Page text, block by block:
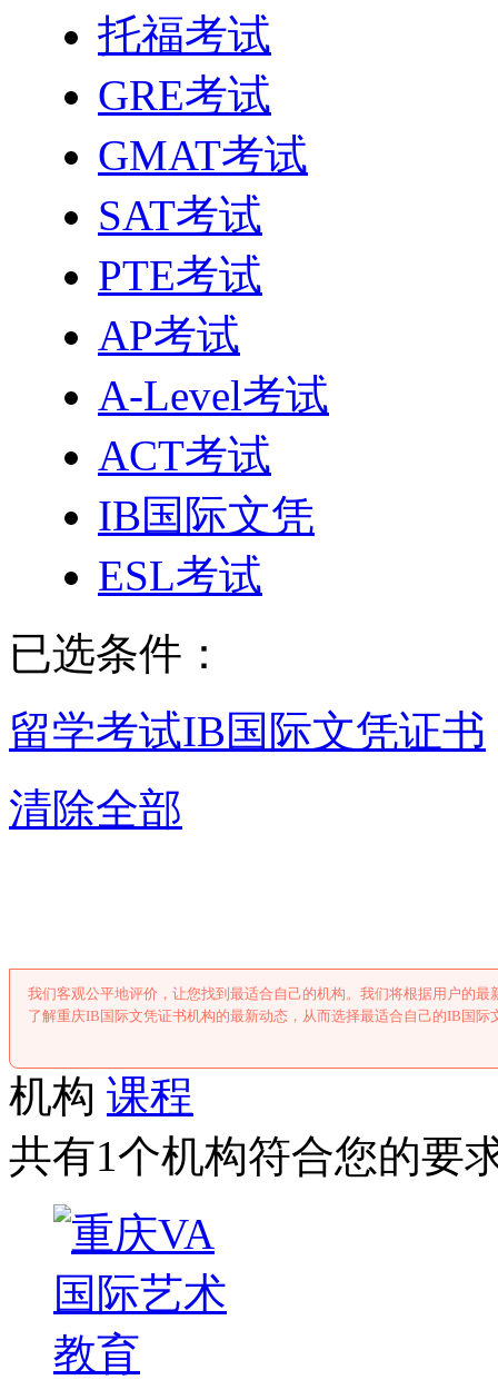
托福考试
GRE考试
GMAT考试
SAT考试
PTE考试
AP考试
A-Level考试
ACT考试
IB国际文凭
ESL考试
已选条件：
留学考试IB国际文凭证书
清除全部
我们客观公平地评价，让您找到最适合自己的机构。我们将根据用户的
了解重庆IB国际文凭证书机构的最新动态，从而选择最适合自己的IB国际
机构 课程
共有1个机构符合您的要